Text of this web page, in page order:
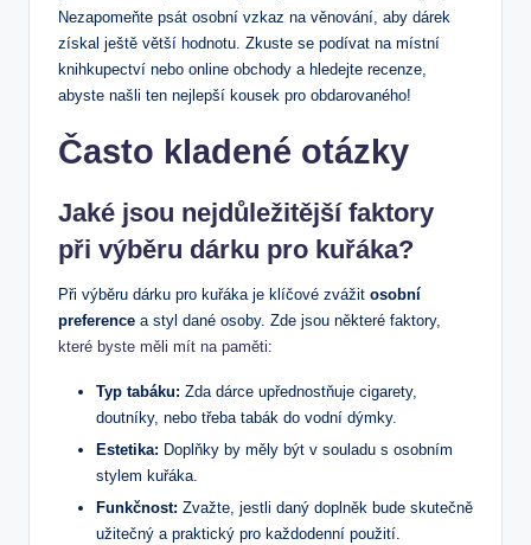
Nezapomeňte psát osobní vzkaz na věnování, aby dárek
získal ještě větší hodnotu. Zkuste se podívat na místní
knihkupectví nebo online obchody a hledejte recenze,
abyste našli ten nejlepší kousek pro obdarovaného!
Často kladené otázky
Jaké jsou nejdůležitější faktory
při výběru dárku pro kuřáka?
Při výběru dárku pro kuřáka je klíčové zvážit osobní
preference a styl dané osoby. Zde jsou některé faktory,
které byste měli mít na paměti:
Typ tabáku: Zda dárce upřednostňuje cigarety,
doutníky, nebo třeba tabák do vodní dýmky.
Estetika: Doplňky by měly být v souladu s osobním
stylem kuřáka.
Funkčnost: Zvažte, jestli daný doplněk bude skutečně
užitečný a praktický pro každodenní použití.